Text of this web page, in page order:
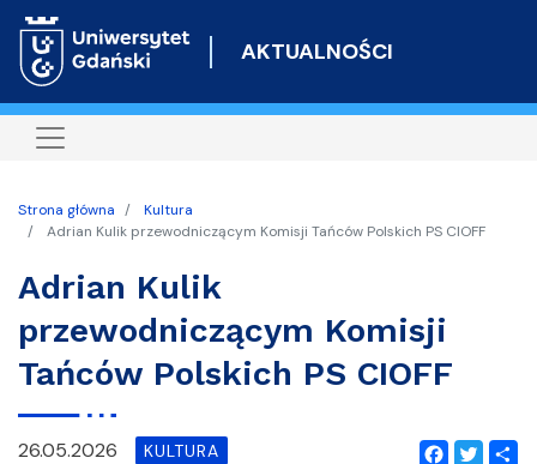
do
AKTUALNOŚCI
Strona główna
Kultura
Adrian Kulik przewodniczącym Komisji Tańców Polskich PS CIOFF
Adrian Kulik
przewodniczącym Komisji
Tańców Polskich PS CIOFF
26.05.2026 KULTURA